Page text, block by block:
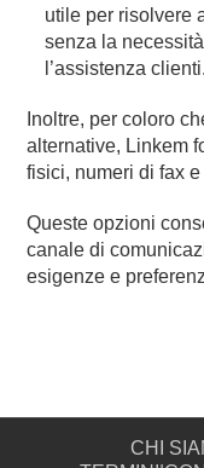
utile per risolvere
senza la
l’assistenza clienti.
Inoltre, per coloro
alternative, Linkem
fisici, numeri di fax
Queste opzioni
canale di
esigenze e
CHI